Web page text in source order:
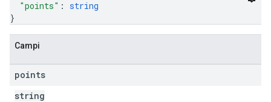
"points" : string
}
Campi
points
string